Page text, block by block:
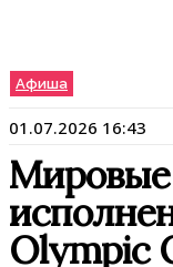
Афиша
01.07.2026 16:43
Olympic